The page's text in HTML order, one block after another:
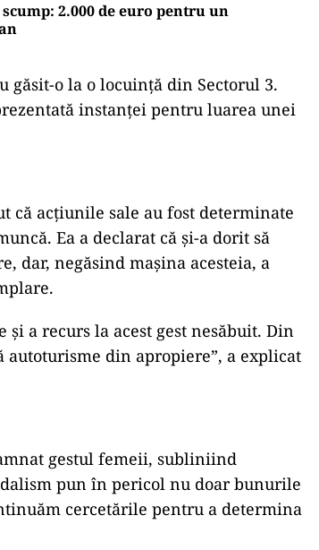
2.000 de euro pentru un
găsit-o la o locuință din Sectorul 3.
instanței pentru luarea unei
că acțiunile sale au fost determinate
Ea a declarat că și-a dorit să
dar, negăsind mașina acesteia, a
și a recurs la acest gest nesăbuit. Din
autoturisme din apropiere”, a explicat
gestul femeii, subliniind
pun în pericol nu doar bunurile
cercetările pentru a determina